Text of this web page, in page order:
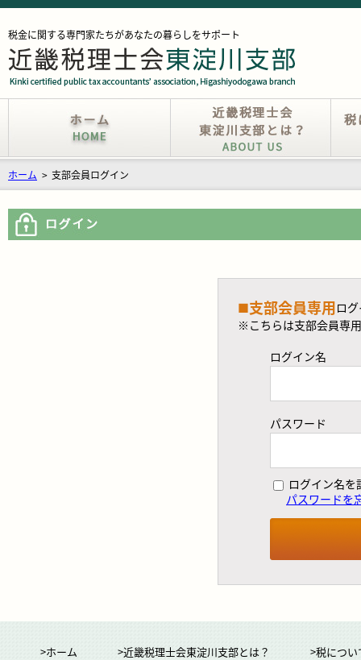
税金に関する専門家たちがあなたの暮らしをサポート
ホーム > 支部会員ログイン
■支部会員専用ロ
※こちらは支部会員専
ログイン名
パスワード
ログイン名を
パスワードを
>ホーム
>近畿税理士会東淀川支部とは？
>税につ